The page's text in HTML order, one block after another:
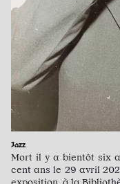
Jazz
Mort il y a bientôt six
cent ans le 29 avril